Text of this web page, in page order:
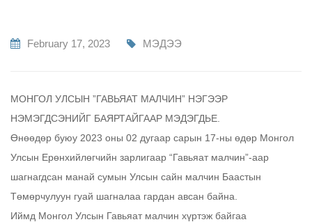
February 17, 2023 МЭДЭЭ
МОНГОЛ УЛСЫН ”ГАВЬЯАТ МАЛЧИН” НЭГЭЭР
НЭМЭГДСЭНИЙГ БАЯРТАЙГААР МЭДЭГДЬЕ.
Өнөөдөр буюу 2023 оны 02 дугаар сарын 17-ны өдөр Монгол
Улсын Ерөнхийлөгчийн зарлигаар “Гавьяат малчин”-аар
шагнагдсан манай сумын Улсын сайн малчин Баастын
Төмөрчулуун гуай шагналаа гардан авсан байна.
Иймд Монгол Улсын Гавьяат малчин хүртэж байгаа